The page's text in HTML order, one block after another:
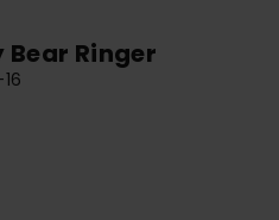
Bear Ringer